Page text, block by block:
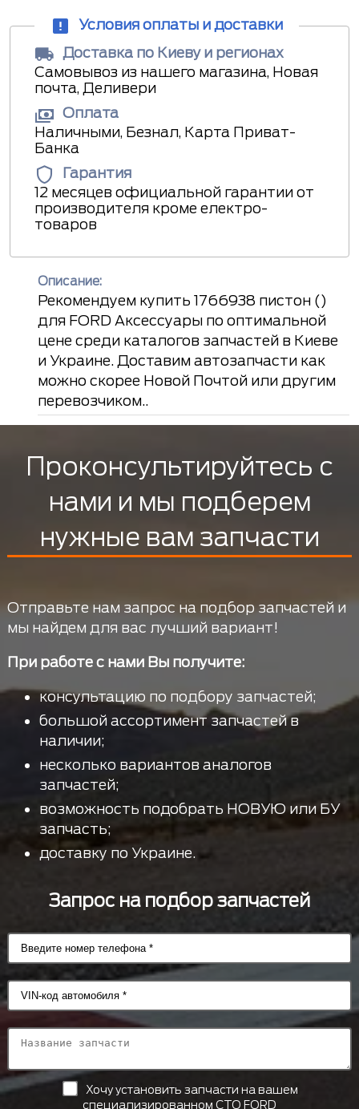
Условия оплаты и доставки
Доставка по Киеву и регионах
Самовывоз из нашего магазина, Новая
почта, Деливери
Оплата
Наличными, Безнал, Карта Приват-
Банка
Гарантия
12 месяцев официальной гарантии от
производителя кроме електро-
товаров
Описание:
Рекомендуем купить 1766938 пистон ()
для FORD Аксессуары по оптимальной
цене среди каталогов запчастей в Киеве
и Украине. Доставим автозапчасти как
можно скорее Новой Почтой или другим
перевозчиком..
Проконсультируйтесь с
нами и мы подберем
нужные вам запчасти
Отправьте нам запрос на подбор запчастей и
мы найдем для вас лучший вариант!
При работе с нами Вы получите:
консультацию по подбору запчастей;
большой ассортимент запчастей в
наличии;
несколько вариантов аналогов
запчастей;
возможность подобрать НОВУЮ или БУ
запчасть;
доставку по Украине.
Запрос на подбор запчастей
Хочу установить запчасти на вашем
специализированном СТО FORD